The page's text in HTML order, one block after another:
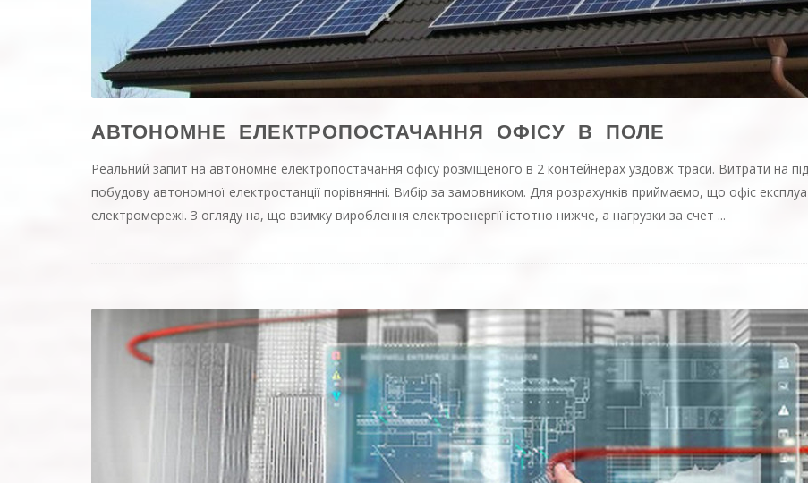
АВТОНОМНЕ ЕЛЕКТРОПОСТАЧАННЯ ОФІСУ В ПОЛЕ
Реальний запит на автономне електропостачання офісу розміщеного в 2 контейнерах уздовж траси. Витрати на
побудову автономної електростанції порівнянні. Вибір за замовником. Для розрахунків приймаємо, що офіс
електромережі. З огляду на, що взимку вироблення електроенергії істотно нижче, а нагрузки за счет ...